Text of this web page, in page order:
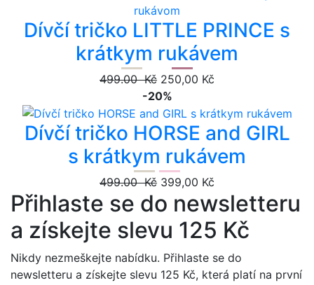
Dívčí tričko LITTLE PRINCE s
krátkym rukávem
499.00 Kč
250,00 Kč
-20%
Dívčí tričko HORSE and GIRL
s krátkym rukávem
499.00 Kč 399,00 Kč
Přihlaste se do newsletteru
a získejte slevu 125 Kč
Nikdy nezmeškejte nabídku. Přihlaste se do
newsletteru a získejte slevu 125 Kč, která platí na první
nákup v hodnotě 1275 Kč